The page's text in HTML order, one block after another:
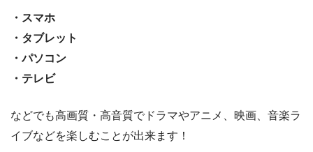
・スマホ
・タブレット
・パソコン
・テレビ
などでも高画質・高音質でドラマやアニメ、映画、音楽ラ
イブなどを楽しむことが出来ます！